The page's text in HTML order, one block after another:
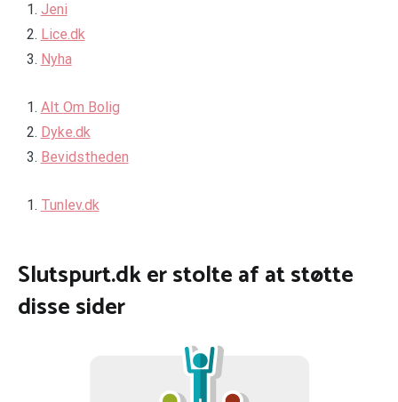
Jeni
Lice.dk
Nyha
Alt Om Bolig
Dyke.dk
Bevidstheden
Tunlev.dk
Slutspurt.dk er stolte af at støtte
disse sider